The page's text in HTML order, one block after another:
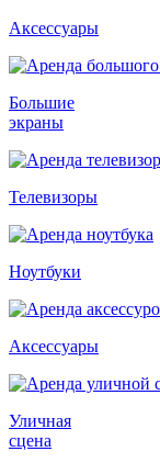
Аксессуары
Большие
экраны
Телевизоры
Ноутбуки
Аксессуары
Уличная
сцена